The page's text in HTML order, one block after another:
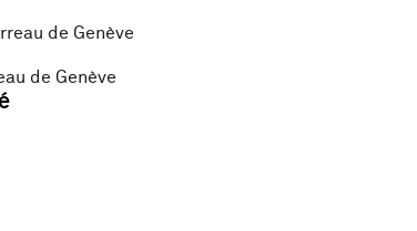
de Genève
de Genève